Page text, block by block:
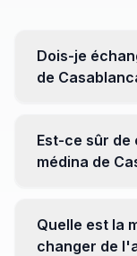
Dois-je
de
être moins
bureaux de
Est-ce sûr
médina de
établissements
Quelle est la
changer de